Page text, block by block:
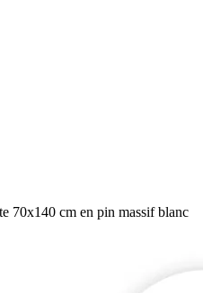
70x140 cm en pin massif blanc